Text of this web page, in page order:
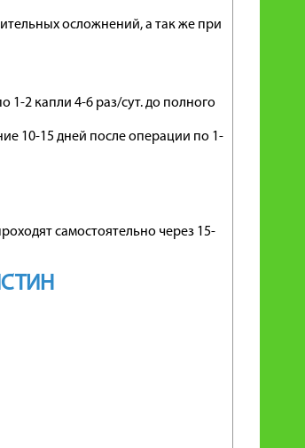
осложнений, а так же при
2 капли 4-6 раз/сут. до полного
10-15 дней после операции по 1-
самостоятельно через 15-